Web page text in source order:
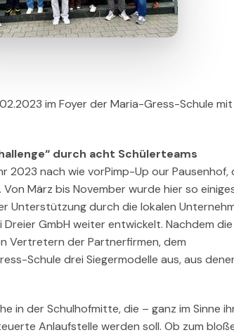
im Foyer der Maria-Gress-Schule
durch acht Schülerteams
2023 nach wie vorPimp-Up our Pausenhof,
März bis November wurde hier so
Unterstützung durch die lokalen
Dreier GmbH weiter entwickelt. Nachdem die
Vertretern der Partnerfirmen, dem
Schule drei Siegermodelle aus, aus
in der Schulhofmitte, die – ganz im Sinne
Anlaufstelle werden soll. Ob zum